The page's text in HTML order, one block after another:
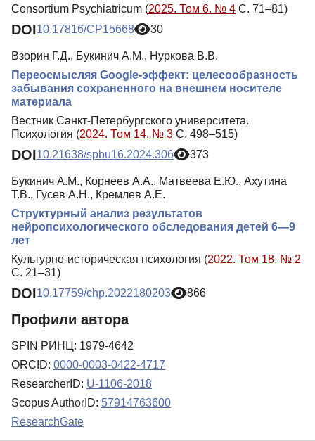
Consortium Psychiatricum (2025. Том 6. № 4 С. 71–81)
DOI10.17816/CP15668 30
Взорин Г.Д., Букинич А.М., Нуркова В.В.
Переосмысляя Google-эффект: целесообразность
забывания сохраненного на внешнем носителе
материала
Вестник Санкт-Петербургского университета.
Психология (2024. Том 14. № 3 С. 498–515)
DOI10.21638/spbu16.2024.306 373
Букинич А.М., Корнеев А.А., Матвеева Е.Ю., Ахутина
Т.В., Гусев А.Н., Кремлев А.Е.
Структурный анализ результатов
нейропсихологического обследования детей 6—9
лет
Культурно-историческая психология (2022. Том 18. № 2
С. 21–31)
DOI10.17759/chp.2022180203 866
Профили автора
SPIN РИНЦ: 1979-4642
ORCID: 0000-0003-0422-4717
ResearcherID: U-1106-2018
Scopus AuthorID: 57914763600
ResearchGate